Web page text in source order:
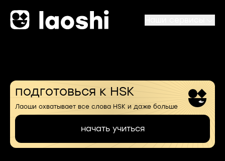
подготовься к HSK
Лаоши охватывает все слова HSK и даже больше
начать учиться